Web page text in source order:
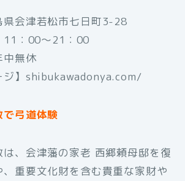
県会津若松市七日町3-28
11：00～21：00
中無休
ジ】shibukawadonya.com/
で弓道体験
は、会津藩の家老 西郷頼母邸を復
、重要文化財を含む貴重な家財や